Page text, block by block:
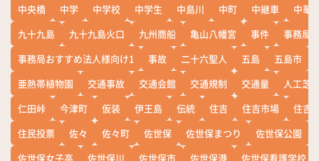
中央橋
中学 中学校 中学生 中島川 中町 中継車
中華
九十九島
九十九島火口 九州商船 亀山八幡宮 事件
事務局
事務局おすすめ法人様向け1
事故 二十六聖人 五島 五島市
亜熱帯植物園
交通事故 交通会館 交通規制 交通量
人工芝
仁田峠
今津町 仮装 伊王島 伝統 住吉 住吉市場
住吉
住民投票
佐々 佐々町 佐世保 佐世保まつり 佐世保公園
佐世保女子高
佐世保川 佐世保市 佐世保港
佐世保看護学校